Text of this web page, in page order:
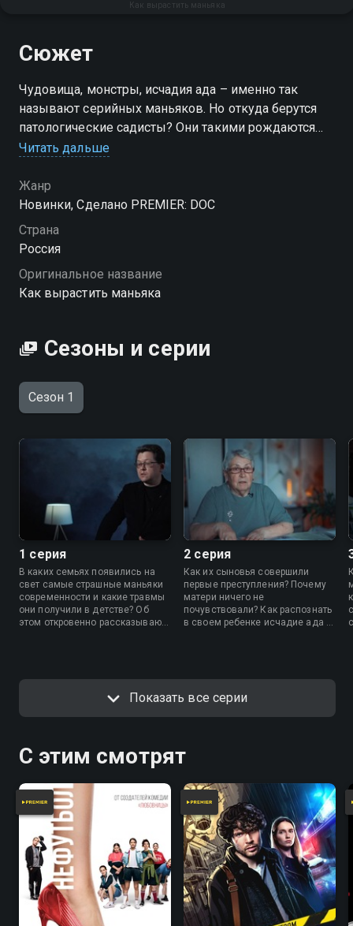
Как вырастить маньяка
Сюжет
Чудовища, монстры, исчадия ада – именно так
называют серийных маньяков. Но откуда берутся
патологические садисты? Они такими рождаются
или становятся? Ответ на этот вопрос могут знать
жизнь, – их матери.
Читать дальше
Жанр
Новинки, Сделано PREMIER: DOC
Страна
Россия
Оригинальное название
Как вырастить маньяка
Сезоны и серии
Сезон 1
1 серия
В каких семьях появились на
свет самые страшные маньяки
современности и какие травмы
они получили в детстве? Об
этом откровенно рассказывают
2 серия
Как их сыновья совершили
первые преступления? Почему
матери ничего не
почувствовали? Как распознать
в своем ребенке исчадие ада и
Показать все серии
С этим смотрят